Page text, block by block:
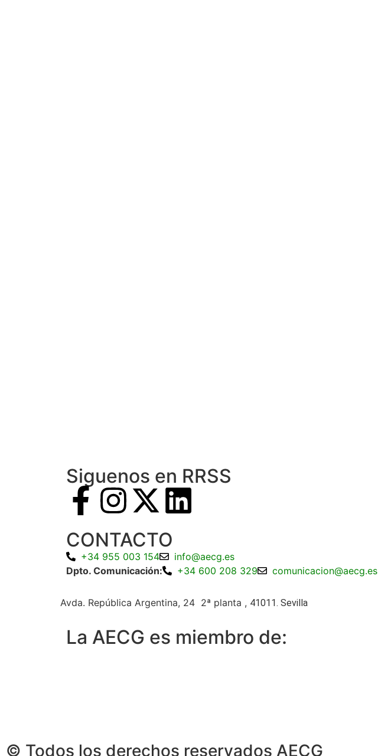
Siguenos en RRSS
CONTACTO
+34 955 003 154
info@aecg.es
Dpto. Comunicación:
+34 600 208 329 comunicacion@aecg.es
Avda. República Argentina, 24 2ª planta , 41011. Sevilla
La AECG es miembro de:
© Todos los derechos reservados AECG